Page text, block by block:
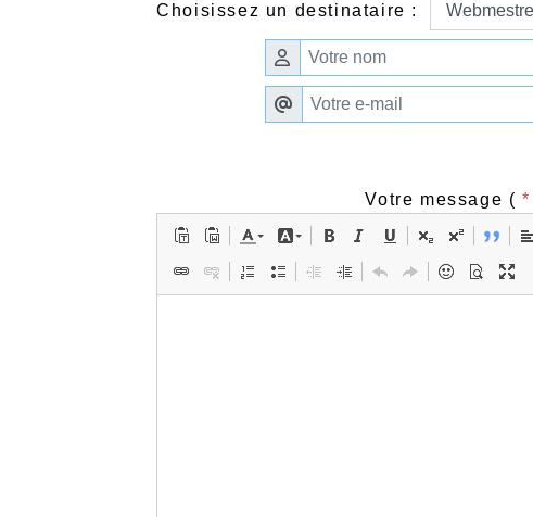
Choisissez un destinataire :
Votre message (